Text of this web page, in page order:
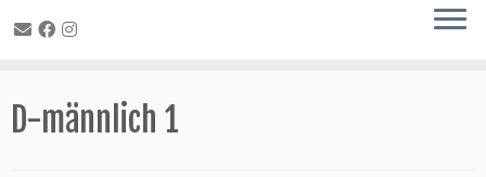
Inhalt
springen
D-männlich 1